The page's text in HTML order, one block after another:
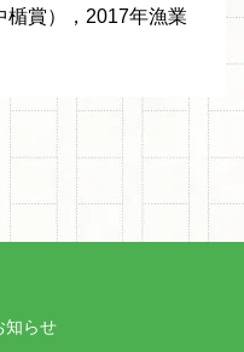
楯賞），2017年漁業
知らせ